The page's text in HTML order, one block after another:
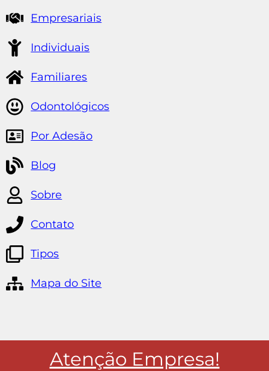
Empresariais
Individuais
Familiares
Odontológicos
Por Adesão
Blog
Sobre
Contato
Tipos
Mapa do Site
Atenção Empresa!